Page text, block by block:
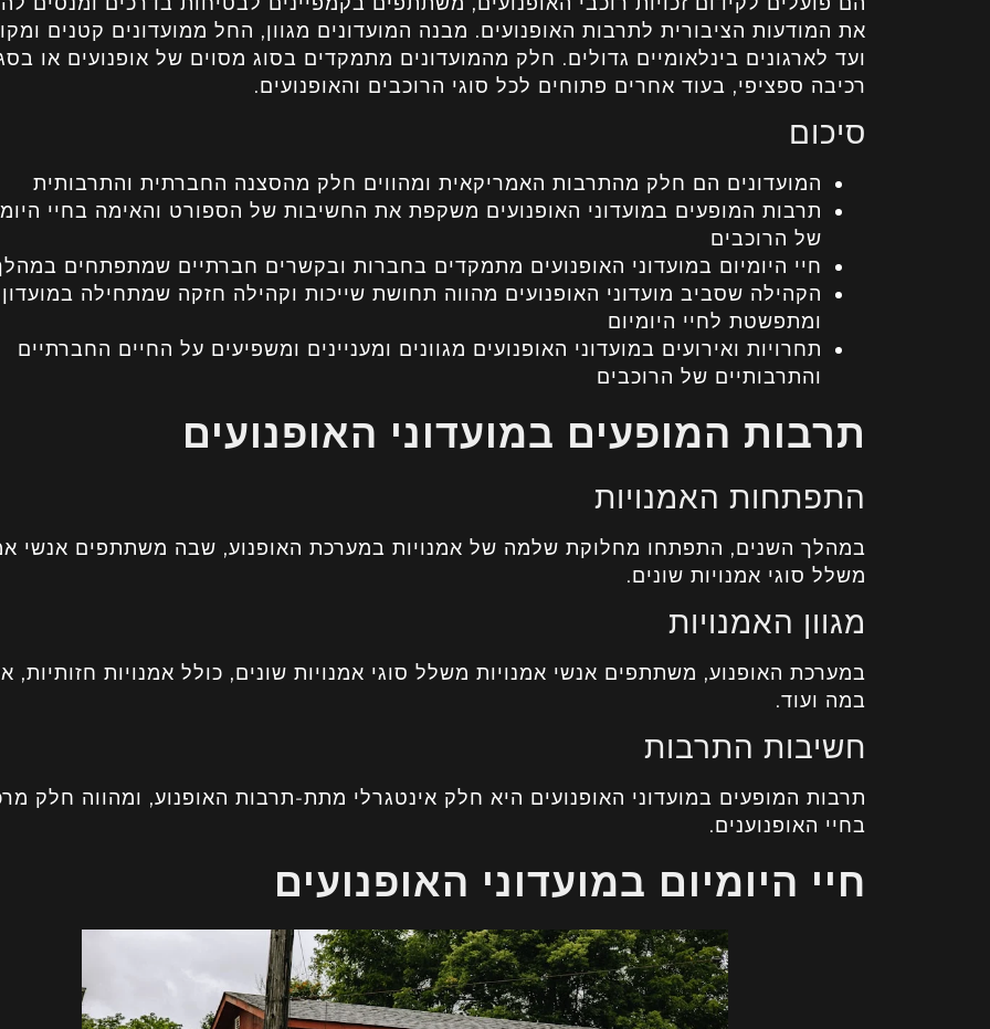
את המודעות הציבורית לתרבות האופנועים. מבנה המועדונים מגוון, החל ממועדונים קטנים
ועד לארגונים בינלאומיים גדולים. חלק מהמועדונים מתמקדים בסוג מסוים של אופנועים או
רכיבה ספציפי, בעוד אחרים פתוחים לכל סוגי הרוכבים והאופנועים.
סיכום
המועדונים הם חלק מהתרבות האמריקאית ומהווים חלק מהסצנה החברתית והתרבותית
תרבות המופעים במועדוני האופנועים משקפת את החשיבות של הספורט והאימה בחיי
של הרוכבים
חיי היומיום במועדוני האופנועים מתמקדים בחברות ובקשרים חברתיים שמתפתחים
הקהילה שסביב מועדוני האופנועים מהווה תחושת שייכות וקהילה חזקה שמתחילה במועדון
ומתפשטת לחיי היומיום
תחרויות ואירועים במועדוני האופנועים מגוונים ומעניינים ומשפיעים על החיים החברתיים
והתרבותיים של הרוכבים
תרבות המופעים במועדוני האופנועים
התפתחות האמנויות
במהלך השנים, התפתחו מחלוקת שלמה של אמנויות במערכת האופנוע, שבה משתתפים אנשי
משלל סוגי אמנויות שונים.
מגוון האמנויות
במערכת האופנוע, משתתפים אנשי אמנויות משלל סוגי אמנויות שונים, כולל אמנויות חזותיות,
במה ועוד.
חשיבות התרבות
תרבות המופעים במועדוני האופנועים היא חלק אינטגרלי מתת-תרבות האופנוע, ומהווה חלק
בחיי האופנוענים.
חיי היומיום במועדוני האופנועים